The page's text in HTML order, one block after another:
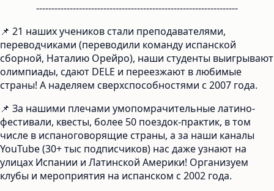
------------------------------------------------------------------
📌 21 наших учеников стали преподавателями,
переводчиками (переводили команду испанской
сборной, Наталию Орейро), наши студенты выигрывают
олимпиады, сдают DELE и переезжают в любимые
страны! А наделяем сверхспособностями с 2007 года.
📌 За нашими плечами умопомрачительные латино-
фестивали, квесты, более 50 поездок-практик, в том
числе в испаноговорящие страны, а за наши каналы
YouTube (30+ тыс подписчиков) нас даже узнают на
улицах Испании и Латинской Америки! Организуем
клубы и мероприятия на испанском с 2002 года.